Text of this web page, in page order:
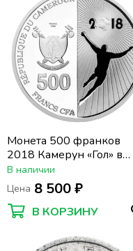
Монета 500 франков
2018 Камерун «Гол» в
футляре, с сертификатом
В наличии
Цена 8 500 ₽
В КОРЗИНУ